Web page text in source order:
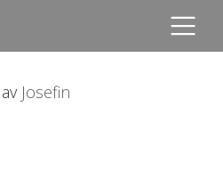
av Josefin